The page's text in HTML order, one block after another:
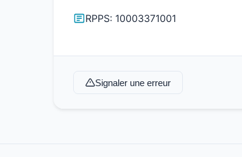
RPPS: 10003371001
Signaler une erreur